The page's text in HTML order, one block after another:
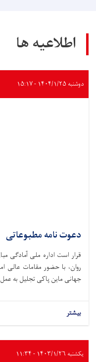
اطلاعیه ها
دوشنبه ۱۴۰۴/۱/۲۵ - ۱۵:۱۷
دعوت نامه مطبوعاتی
روان، با حضور مقامات عالی
جهانی ماین پاکی تجلیل به عمل
بیشتر
یکشنبه ۱۴۰۳/۱/۲۶ - ۱۱:۳۴